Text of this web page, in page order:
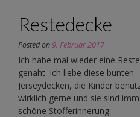
Restedecke
Posted on9. Februar 2017
Ich habe mal wieder eine
genäht. Ich liebe diese bunten
Jerseydecken, die Kinder
wirklich gerne und sie sind
schöne Stofferinnerung.